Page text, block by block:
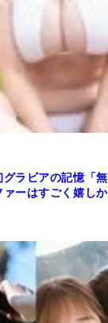
ラビアの記憶「無
ーはすごく嬉しか